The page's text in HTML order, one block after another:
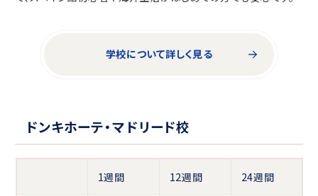
学校について詳しく見る
ドンキホーテ・マドリード校
1週間 12週間 24週間